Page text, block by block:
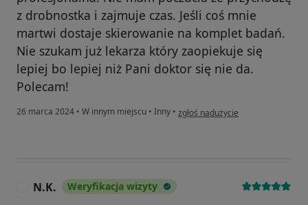
z drobnostka i zajmuje czas. Jeśli coś mnie
martwi dostaje skierowanie na komplet badań.
Nie szukam już lekarza który zaopiekuje się
lepiej bo lepiej niż Pani doktor się nie da.
Polecam!
26 marca 2024 • W innym miejscu • Inny • w opinii użytkownika Agnieszka
zgłoś nadużycie
N.K. Weryfikacja wizyty